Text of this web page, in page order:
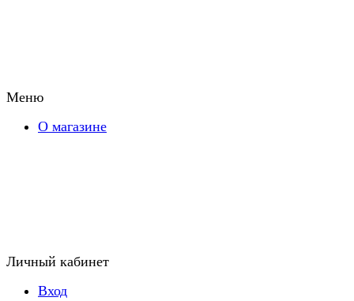
Меню
О магазине
Личный кабинет
Вход